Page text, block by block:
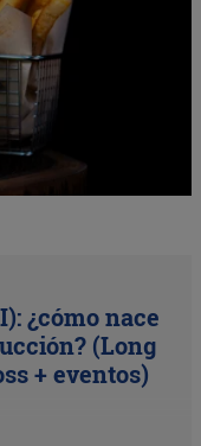
¿cómo nace
(Long
+ eventos)